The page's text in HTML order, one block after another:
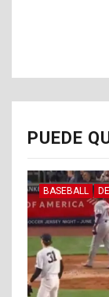
PUEDE
BASEBALL